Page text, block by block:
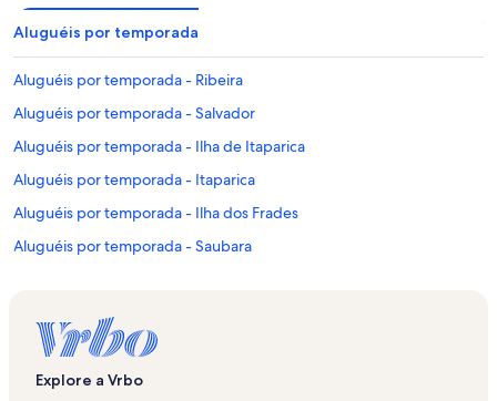
Aluguéis por temporada
Aluguéis por temporada - Ribeira
Aluguéis por temporada - Salvador
Aluguéis por temporada - Ilha de Itaparica
Aluguéis por temporada - Itaparica
Aluguéis por temporada - Ilha dos Frades
Aluguéis por temporada - Saubara
Aluguéis por temporada - Praia do Paredão
Aluguéis por temporada - Monte Serrat
Aluguéis por temporada - Praia do Farol da Barra
Explore a Vrbo